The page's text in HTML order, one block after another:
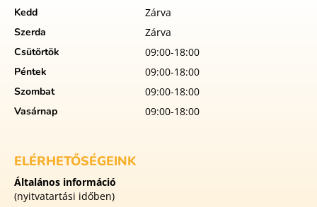
Kedd
Zárva
Szerda
Zárva
Csütörtök
09:00-18:00
Péntek
09:00-18:00
Szombat
09:00-18:00
Vasárnap
09:00-18:00
ELÉRHETŐSÉGEINK
Általános információ
(nyitvatartási időben)